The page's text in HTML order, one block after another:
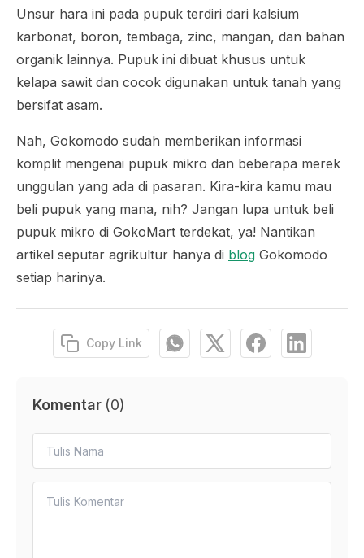
Unsur hara ini pada pupuk terdiri dari kalsium
karbonat, boron, tembaga, zinc, mangan, dan bahan
organik lainnya. Pupuk ini dibuat khusus untuk
kelapa sawit dan cocok digunakan untuk tanah yang
bersifat asam.
Nah, Gokomodo sudah memberikan informasi
komplit mengenai pupuk mikro dan beberapa merek
unggulan yang ada di pasaran. Kira-kira kamu mau
beli pupuk yang mana, nih? Jangan lupa untuk beli
pupuk mikro di GokoMart terdekat, ya! Nantikan
artikel seputar agrikultur hanya di blog Gokomodo
setiap harinya.
Copy Link
Komentar (0)